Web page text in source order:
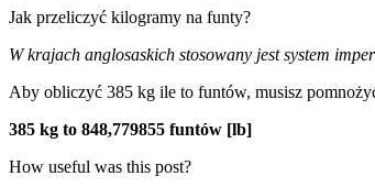
Jak przeliczyć kilogramy na funty?
W krajach anglosaskich stosowany jest system
Aby obliczyć 385 kg ile to funtów, musisz
385 kg to 848,779855 funtów [lb]
How useful was this post?